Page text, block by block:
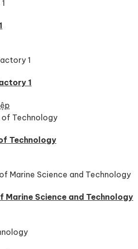
1
Technology
Marine Science and Technology